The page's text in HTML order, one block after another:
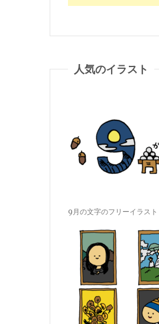
人気のイラスト
9月の文字のフリーイラスト